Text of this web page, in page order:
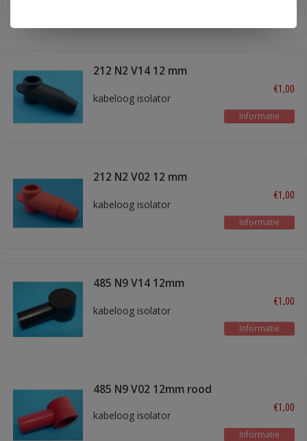
212 N2 V14 12 mm
kabeloog isolator
€1,00
Informatie
212 N2 V02 12 mm
kabeloog isolator
€1,00
Informatie
485 N9 V14 12mm
kabeloog isolator
€1,00
Informatie
485 N9 V02 12mm rood
kabeloog isolator
€1,00
Informatie